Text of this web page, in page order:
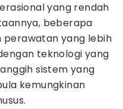
yang rendah
beberapa
perawatan yang lebih
teknologi yang
sistem yang
kemungkinan